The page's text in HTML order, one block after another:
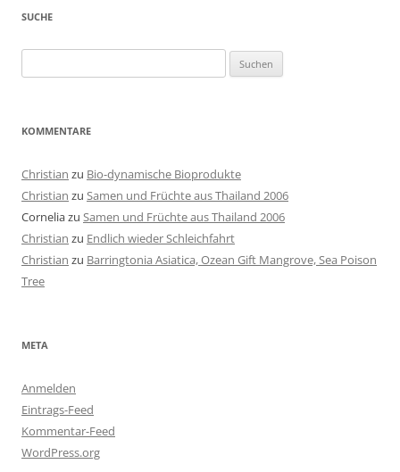
SUCHE
nach:
KOMMENTARE
Christian zu Bio-dynamische Bioprodukte
Christian zu Samen und Früchte aus Thailand 2006
Corneliazu Samen und Früchte aus Thailand 2006
Christian zu Endlich wieder Schleichfahrt
Christian zu Barringtonia Asiatica, Ozean Gift Mangrove, Sea Poison
Tree
META
Anmelden
Eintrags-Feed
Kommentar-Feed
WordPress.org